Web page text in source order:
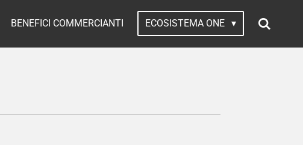
BENEFICI COMMERCIANTI ECOSISTEMA ONE